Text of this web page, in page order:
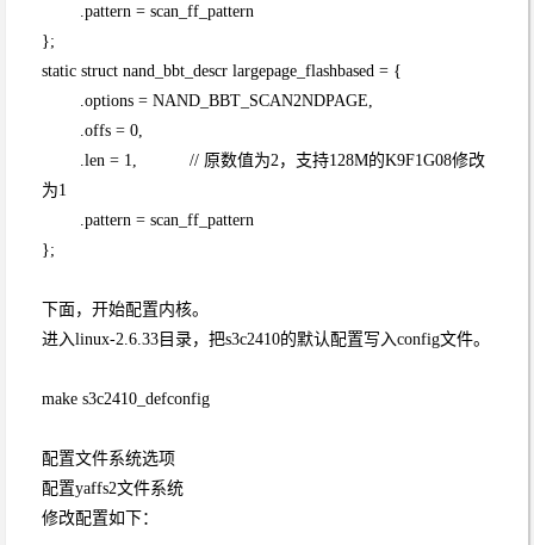
.pattern = scan_ff_pattern
};
static struct nand_bbt_descr largepage_flashbased = {
.options = NAND_BBT_SCAN2NDPAGE,
.offs = 0,
.len = 1, // 原数值为2，支持128M的K9F1G08修改
为1
.pattern = scan_ff_pattern
};
下面，开始配置内核。
进入linux-2.6.33目录，把s3c2410的默认配置写入config文件。
make s3c2410_defconfig
配置文件系统选项
配置yaffs2文件系统
修改配置如下：